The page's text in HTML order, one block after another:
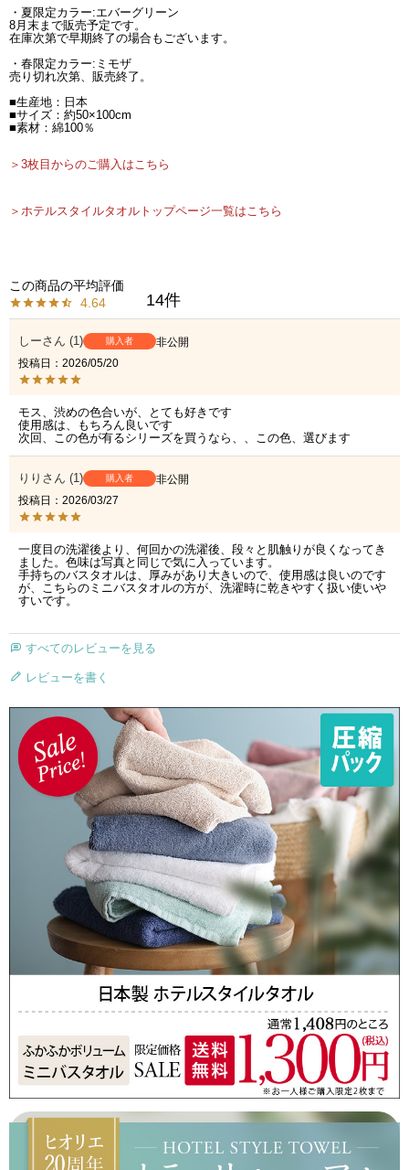
・夏限定カラー:エバーグリーン
8月末まで販売予定です。
在庫次第で早期終了の場合もございます。
・春限定カラー:ミモザ
売り切れ次第、販売終了。
■生産地：日本
■サイズ：約50×100cm
■素材：綿100％
＞3枚目からのご購入はこちら
＞ホテルスタイルタオルトップページ一覧はこちら
4.64 14
しー 1 購入者
非公開
投稿日
2026/05/20
モス、渋めの色合いが、とても好きです
使用感は、もちろん良いです
りり 1 購入者
非公開
投稿日
2026/03/27
一度目の洗濯後より、何回かの洗濯後、段々と肌触りが良くなってき
ました。色味は写真と同じで気に入っています。
手持ちのバスタオルは、厚みがあり大きいので、使用感は良いのです
が、こちらのミニバスタオルの方が、洗濯時に乾きやすく扱い使いや
すいです。
すべてのレビューを見る
レビューを書く